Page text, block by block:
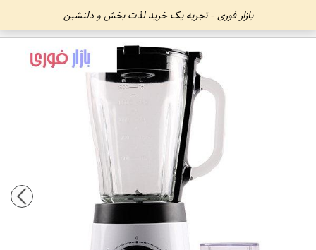
بازار فوری - تجربه یک خرید لذت بخش و دلنشین